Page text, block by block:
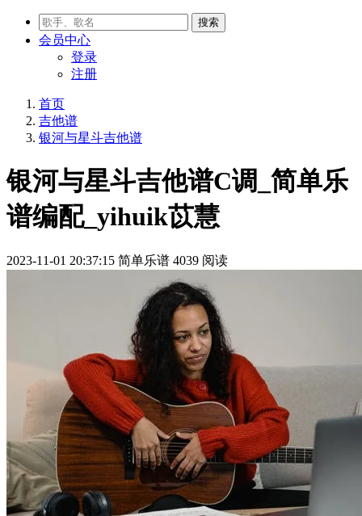
会员中心
登录
注册
首页
吉他谱
银河与星斗吉他谱
银河与星斗吉他谱C调_简单乐
谱编配_yihuik苡慧
2023-11-01 20:37:15 简单乐谱 4039 阅读